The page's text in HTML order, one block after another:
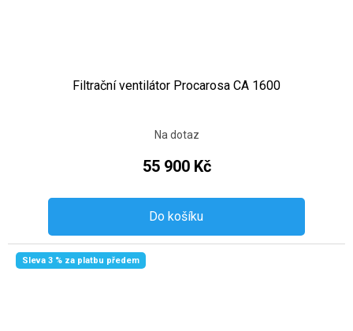
Filtrační ventilátor Procarosa CA 1600
Na dotaz
55 900 Kč
Do košíku
Sleva 3 % za platbu předem